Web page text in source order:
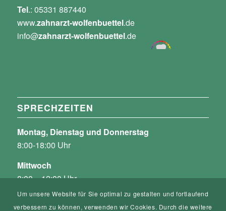
Tel.: 05331 887440
www.zahnarzt-wolfenbuettel.de
info@zahnarzt-wolfenbuettel.de
SPRECHZEITEN
Montag, Dienstag und Donnerstag
8:00-18:00 Uhr
Mittwoch
8:00 – 12:00 Uhr
und nach Vereinbarung
Um unsere Website für Sie optimal zu gestalten und fortlaufend
verbessern zu können, verwenden wir Cookies. Durch die weitere